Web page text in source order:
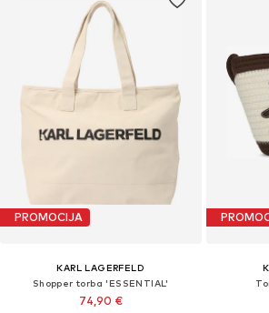
PROMOCIJA
KARL LAGERFELD
Shopper torba 'ESSENTIAL'
74,90 €